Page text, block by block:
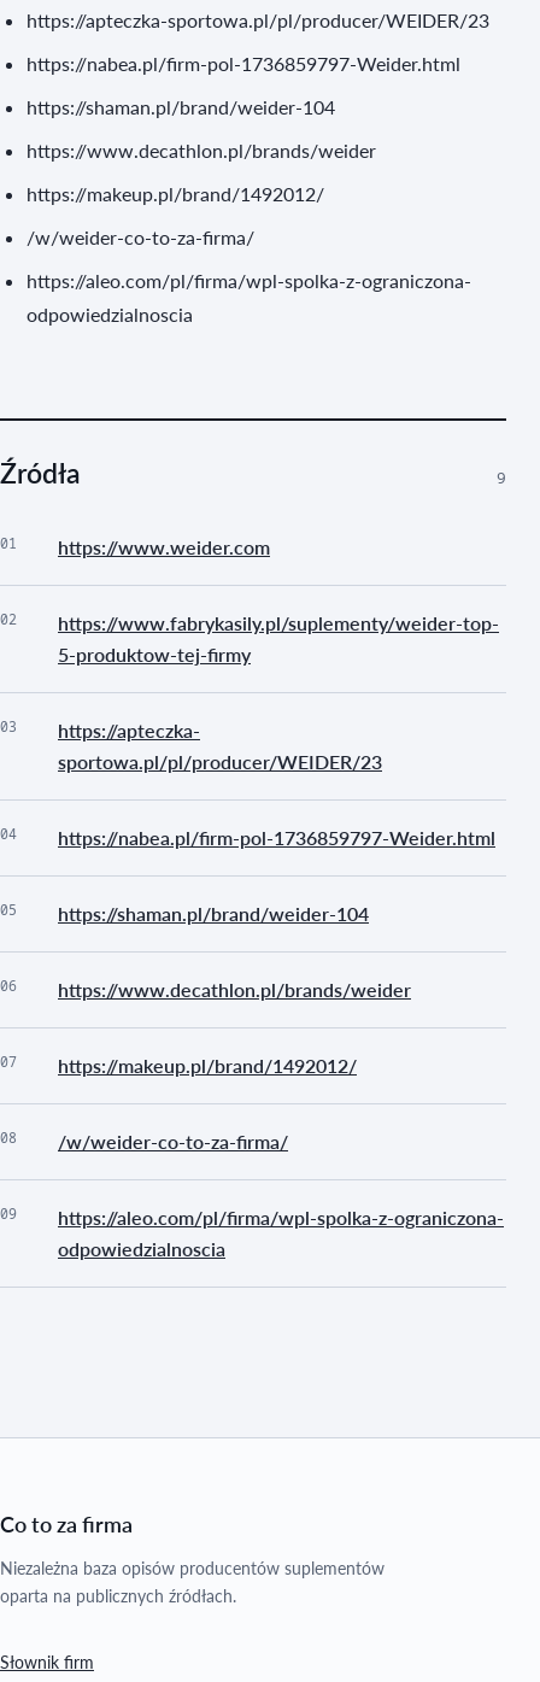
https://apteczka-sportowa.pl/pl/producer/WEIDER/23
https://nabea.pl/firm-pol-1736859797-Weider.html
https://shaman.pl/brand/weider-104
https://www.decathlon.pl/brands/weider
https://makeup.pl/brand/1492012/
/w/weider-co-to-za-firma/
https://aleo.com/pl/firma/wpl-spolka-z-ograniczona-
odpowiedzialnoscia
Źródła 9
01 https://www.weider.com
02
https://www.fabrykasily.pl/suplementy/weider-top-
5-produktow-tej-firmy
03
https://apteczka-
sportowa.pl/pl/producer/WEIDER/23
04 https://nabea.pl/firm-pol-1736859797-Weider.html
05 https://shaman.pl/brand/weider-104
06 https://www.decathlon.pl/brands/weider
07 https://makeup.pl/brand/1492012/
08 /w/weider-co-to-za-firma/
09
https://aleo.com/pl/firma/wpl-spolka-z-ograniczona-
odpowiedzialnoscia
Co to za firma
Niezależna baza opisów producentów suplementów
oparta na publicznych źródłach.
Słownik firm